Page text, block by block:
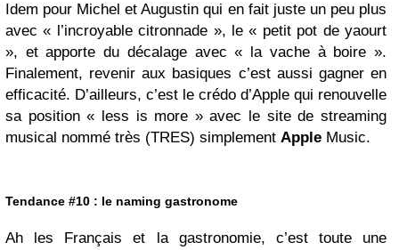
Idem pour Michel et Augustin qui en fait juste un peu plus
avec « l’incroyable citronnade », le « petit pot de yaourt
», et apporte du décalage avec « la vache à boire ».
Finalement, revenir aux basiques c’est aussi gagner en
efficacité. D’ailleurs, c’est le crédo d’Apple qui renouvelle
sa position « less is more » avec le site de streaming
musical nommé très (TRES) simplement Apple Music.
Tendance #10 : le naming gastronome
Ah les Français et la gastronomie, c’est toute une